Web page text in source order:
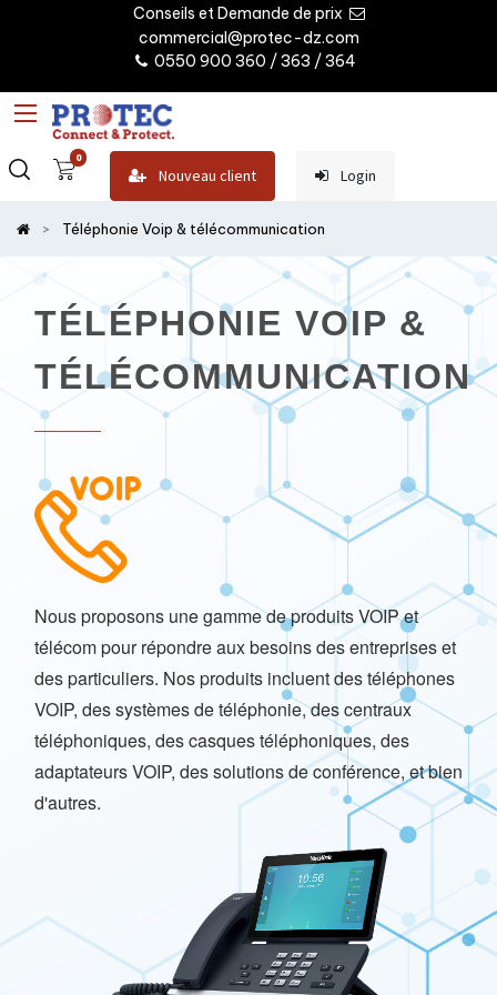
Conseils et Demande de prix
commercial@protec-dz.com
0550 900 360 / 363 / 364
0
Nouveau client Login
Téléphonie Voip & télécommunication
TÉLÉPHONIE VOIP &
TÉLÉCOMMUNICATION
Nous proposons une gamme de produits VOIP et
télécom pour répondre aux besoins des entreprises et
des particuliers. Nos produits incluent des téléphones
VOIP, des systèmes de téléphonie, des centraux
téléphoniques, des casques téléphoniques, des
adaptateurs VOIP, des solutions de conférence, et bien
d'autres.